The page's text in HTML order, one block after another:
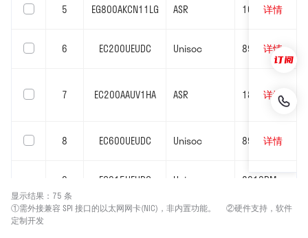
5 EG800AKCN11LG ASR 1605S
6 EC200UEUDC Unisoc 8910
7 EC200AAUV1HA ASR 1803SC
8 EC600UEUDC Unisoc 8910
9 EG915UEUDC Unisoc 8910DM
详情
详情
详情
详情
详情
显示结果：75 条
①需外接兼容 SPI 接口的以太网网卡(NIC)，非内置功能。     ②硬件支持，软件
定制开发